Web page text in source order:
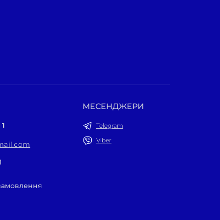
МЕСЕНДЖЕРИ
Telegram
Viber